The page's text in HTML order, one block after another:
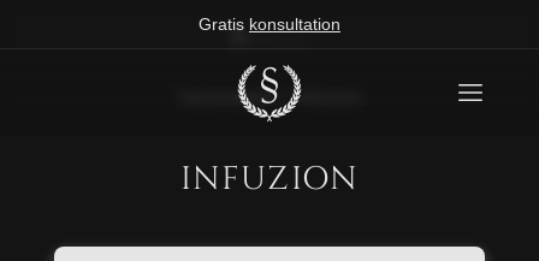
Gratis konsultation
Varumärken /Infuzion
INFUZION